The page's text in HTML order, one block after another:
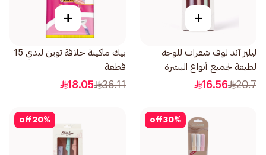
+
ليليز آند لوف شفرات للوجه
لطيفة لجميع أنواع البشرة
1صندوق
20.7
16.56
+
بيك ماكينة حلاقة توين ليدي 15
قطعة
36.11
18.05
30%
off
20%
off